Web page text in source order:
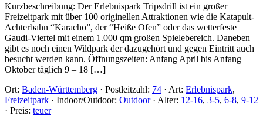
Kurzbeschreibung: Der Erlebnispark Tripsdrill ist ein großer
Freizeitpark mit über 100 originellen Attraktionen wie die Katapult-
Achterbahn “Karacho”, der “Heiße Ofen” oder das wetterfeste
Gaudi-Viertel mit einem 1.000 qm großen Spielebereich. Daneben
gibt es noch einen Wildpark der dazugehört und gegen Eintritt auch
besucht werden kann. Öffnungszeiten: Anfang April bis Anfang
Oktober täglich 9 – 18 […]
Ort: Baden-Württemberg · Postleitzahl: 74 · Art: Erlebnispark,
Freizeitpark · Indoor/Outdoor: Outdoor· Alter: 12-16, 3-5, 6-8, 9-12
· Preis: teuer